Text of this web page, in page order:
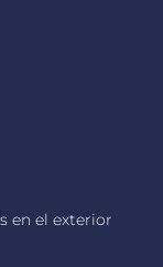
en el exterior